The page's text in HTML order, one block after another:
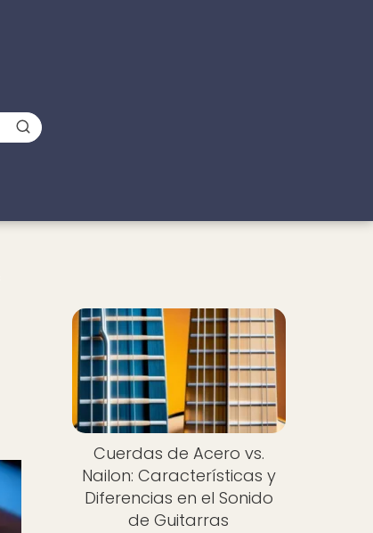
Nuevo
Cuerdas de Acero vs.
Nailon: Características y
Diferencias en el Sonido
de Guitarras